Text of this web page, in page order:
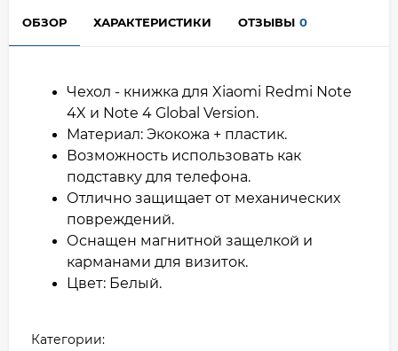
ОБЗОР ХАРАКТЕРИСТИКИ ОТЗЫВЫ 0
Чехол - книжка для Xiaomi Redmi Note
4X и Note 4 Global Version.
Материал: Экокожа + пластик.
Возможность использовать как
подставку для телефона.
Отлично защищает от механических
повреждений.
Оснащен магнитной защелкой и
карманами для визиток.
Цвет: Белый.
Категории: